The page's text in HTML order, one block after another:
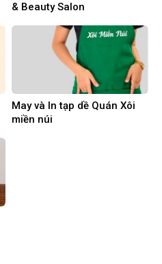
& Beauty Salon
May và In tạp dề Quán Xôi
miền núi